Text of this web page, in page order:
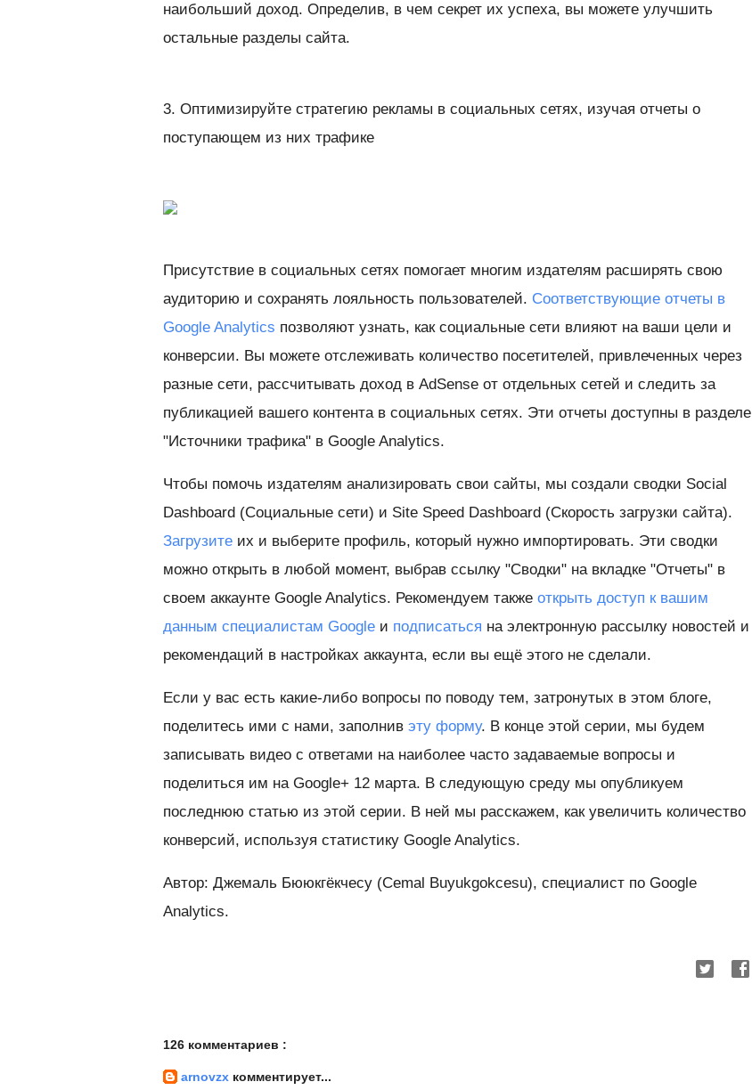
наибольший доход. Определив, в чем секрет их успеха, вы можете улучшить
остальные разделы сайта.
3. Оптимизируйте стратегию рекламы в социальных сетях, изучая отчеты о
поступающем из них трафике
Присутствие в социальных сетях помогает многим издателям расширять свою
аудиторию и сохранять лояльность пользователей. Соответствующие отчеты в
Google Analytics позволяют узнать, как социальные сети влияют на ваши цели и
конверсии. Вы можете отслеживать количество посетителей, привлеченных через
разные сети, рассчитывать доход в AdSense от отдельных сетей и следить за
публикацией вашего контента в социальных сетях. Эти отчеты доступны в разделе
"Источники трафика" в Google Analytics.
Чтобы помочь издателям анализировать свои сайты, мы создали сводки Social
Dashboard (Социальные сети) и Site Speed Dashboard (Скорость загрузки сайта).
Загрузите их и выберите профиль, который нужно импортировать. Эти сводки
можно открыть в любой момент, выбрав ссылку "Сводки" на вкладке "Отчеты" в
своем аккаунте Google Analytics. Рекомендуем также открыть доступ к вашим
данным специалистам Google и подписаться на электронную рассылку новостей и
рекомендаций в настройках аккаунта, если вы ещё этого не сделали.
Если у вас есть какие-либо вопросы по поводу тем, затронутых в этом блоге,
поделитесь ими с нами, заполнив эту форму. В конце этой серии, мы будем
записывать видео с ответами на наиболее часто задаваемые вопросы и
поделиться им на Google+ 12 марта. В следующую среду мы опубликуем
последнюю статью из этой серии. В ней мы расскажем, как увеличить количество
конверсий, используя статистику Google Analytics.
Автор: Джемаль Бююкгёкчесу (Cemal Buyukgokcesu), специалист по Google
Analytics.
126 комментариев :
arnovzx комментирует...